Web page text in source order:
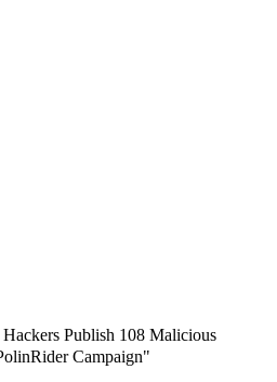
Publish 108 Malicious
Campaign"